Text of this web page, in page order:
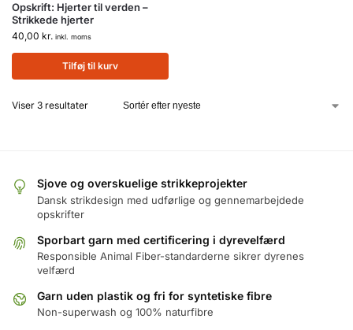
Opskrift: Hjerter til verden –
Strikkede hjerter
40,00 kr. inkl. moms
Tilføj til kurv
Viser 3 resultater
Sjove og overskuelige strikkeprojekter
Dansk strikdesign med udførlige og gennemarbejdede
opskrifter
Sporbart garn med certificering i dyrevelfærd
Responsible Animal Fiber-standarderne sikrer dyrenes
velfærd
Garn uden plastik og fri for syntetiske fibre
Non-superwash og 100% naturfibre